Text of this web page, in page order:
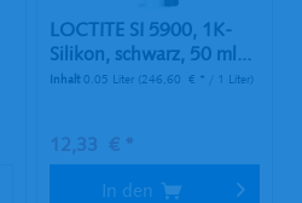
LOCTITE SI 5900, 1K-
Silikon, schwarz, 50 ml...
Inhalt0.05 Liter (246,60 € * / 1 Liter)
12,33 € *
In den